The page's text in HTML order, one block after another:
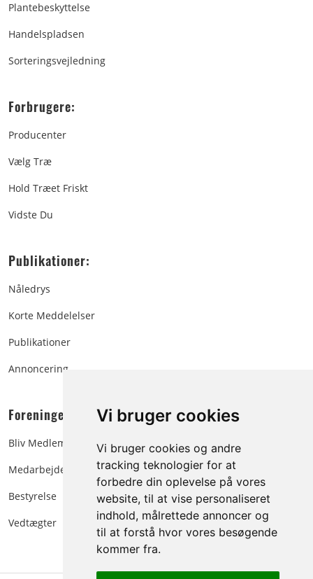
Vi bruger cookies
Vi bruger cookies og andre
tracking teknologier for at
forbedre din oplevelse på vores
website, til at vise personaliseret
indhold, målrettede annoncer og
til at forstå hvor vores besøgende
kommer fra.
Plantebeskyttelse
Handelspladsen
Sorteringsvejledning
Forbrugere:
Producenter
Vælg Træ
Hold Træet Friskt
Vidste Du
Publikationer:
Nåledrys
Korte Meddelelser
Publikationer
Annoncering
Foreningen:
Bliv Medlem
Medarbejdere
Bestyrelse
Vedtægter